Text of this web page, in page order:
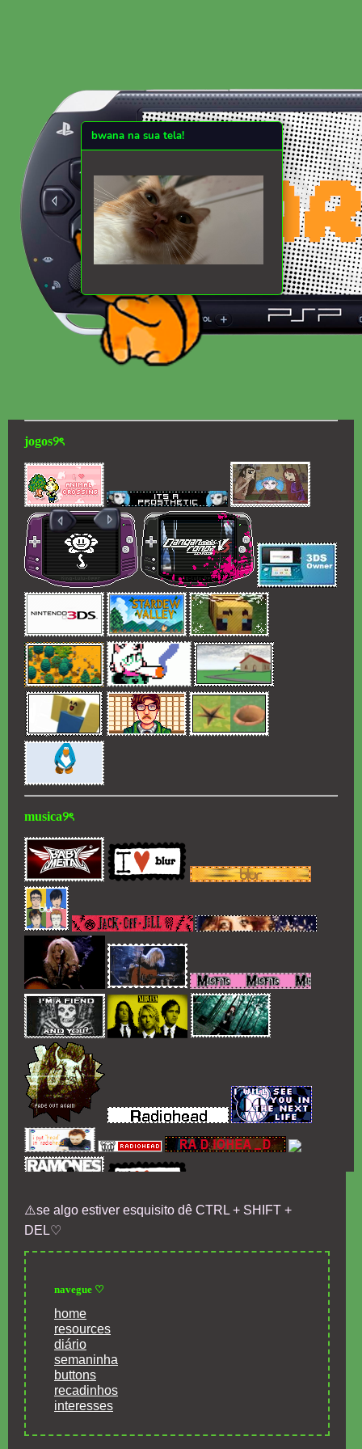
bwana na sua tela!
⚠️se algo estiver esquisito dê CTRL + SHIFT +
DEL♡
navegue ♡
home
resources
diário
semaninha
buttons
recadinhos
interesses
jogos୨ৎ
musica୨ৎ
filmes/series୨ৎ